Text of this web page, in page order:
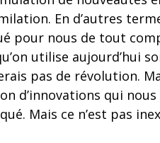
En d’autres
pour nous de tout
utilise aujourd’hui
pas de révolution.
d’innovations qui
Mais ce n’est pas